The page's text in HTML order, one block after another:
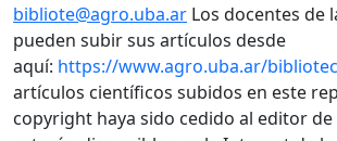
bibliote@agro.uba.ar Los docentes de
pueden subir sus artículos desde
aquí: https://www.agro.uba.ar/
artículos científicos subidos en este
copyright haya sido cedido al editor de